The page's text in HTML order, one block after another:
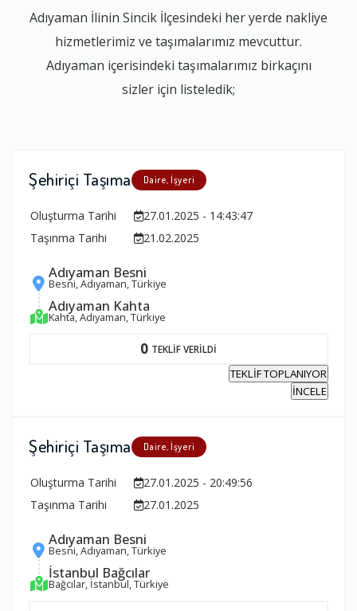
Adıyaman İlinin Sincik İlçesindeki her yerde nakliye
hizmetlerimiz ve taşımalarımız mevcuttur.
Adıyaman içerisindeki taşımalarımız birkaçını
sizler için listeledik;
Şehiriçi Taşıma Daire, İşyeri
Oluşturma Tarihi
27.01.2025 - 14:43:47
Taşınma Tarihi
21.02.2025
Adıyaman Besni
Besni, Adıyaman, Türkiye
Adıyaman Kahta
Kahta, Adıyaman, Türkiye
0 TEKLİF VERİLDİ
TEKLİF TOPLANIYOR
İNCELE
Şehiriçi Taşıma Daire, İşyeri
Oluşturma Tarihi
27.01.2025 - 20:49:56
Taşınma Tarihi
27.01.2025
Adıyaman Besni
Besni, Adıyaman, Türkiye
İstanbul Bağcılar
Bağcılar, İstanbul, Türkiye